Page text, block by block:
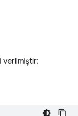
verilmiştir: